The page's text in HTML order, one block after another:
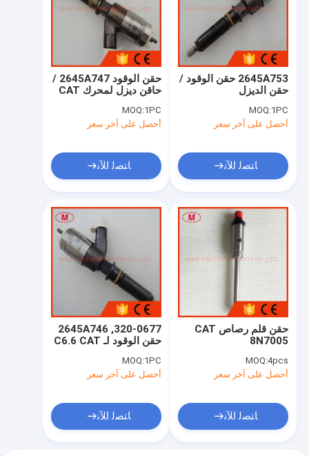
حقن الوقود 2645A747 /
حاقن ديزل لمحرك CAT
MOQ:1PC
أحصل على آخر سعر
ﺎﺘﺼﻟ ﺍﻶﻧ
2645A753 حقن الوقود /
حقن الديزل
MOQ:1PC
أحصل على آخر سعر
ﺎﺘﺼﻟ ﺍﻶﻧ
320-0677, 2645A746
حقن الوقود لـ C6.6 CAT
MOQ:1PC
أحصل على آخر سعر
ﺎﺘﺼﻟ ﺍﻶﻧ
حقن قلم رصاص CAT
8N7005
MOQ:4pcs
أحصل على آخر سعر
ﺎﺘﺼﻟ ﺍﻶﻧ